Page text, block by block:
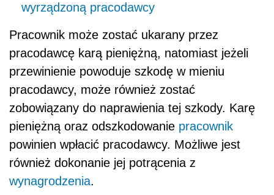
wyrządzoną pracodawcy
Pracownik może zostać ukarany przez
pracodawcę karą pieniężną, natomiast jeżeli
przewinienie powoduje szkodę w mieniu
pracodawcy, może również zostać
zobowiązany do naprawienia tej szkody. Karę
pieniężną oraz odszkodowanie pracownik
powinien wpłacić pracodawcy. Możliwe jest
również dokonanie jej potrącenia z
wynagrodzenia.